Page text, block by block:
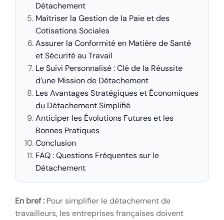
Détachement
Maîtriser la Gestion de la Paie et des
Cotisations Sociales
Assurer la Conformité en Matière de Santé
et Sécurité au Travail
Le Suivi Personnalisé : Clé de la Réussite
d’une Mission de Détachement
Les Avantages Stratégiques et Économiques
du Détachement Simplifié
Anticiper les Évolutions Futures et les
Bonnes Pratiques
Conclusion
FAQ : Questions Fréquentes sur le
Détachement
En bref : Pour simplifier le détachement de
travailleurs, les entreprises françaises doivent